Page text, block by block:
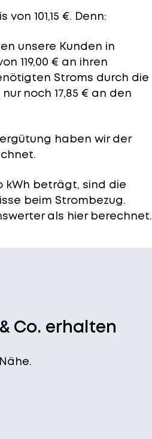
101,15 €. Denn:
unsere Kunden in
119,00 € an ihren
Stroms durch die
noch 17,85 € an den
haben wir der
kWh beträgt, sind die
beim Strombezug.
als hier berechnet.
Co. erhalten